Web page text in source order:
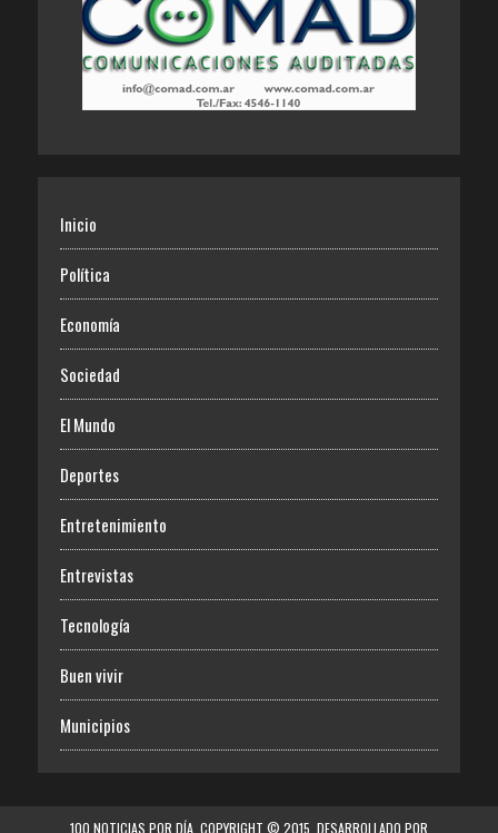
Inicio
Política
Economía
Sociedad
El Mundo
Deportes
Entretenimiento
Entrevistas
Tecnología
Buen vivir
Municipios
100 NOTICIAS POR DÍA. COPYRIGHT © 2015. DESARROLLADO POR